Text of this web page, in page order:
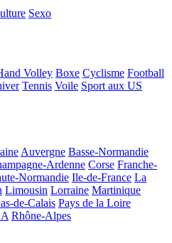
Sexo
Volley Boxe Cyclisme Football
Tennis Voile Sport aux US
Auvergne Basse-Normandie
Ardenne Corse Franche-
Normandie Ile-de-France La
Limousin Lorraine Martinique
de-Calais Pays de la Loire
Rhône-Alpes